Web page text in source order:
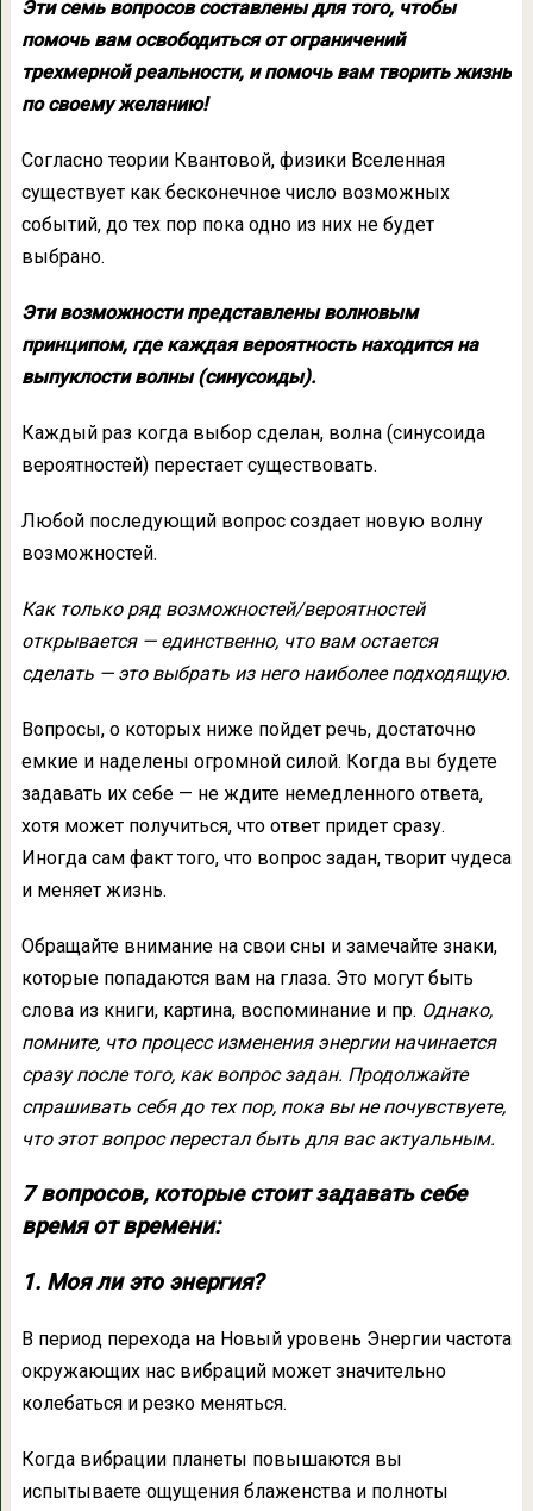
Эти семь вопросов составлены для того, чтобы
помочь вам освободиться от ограничений
трехмерной реальности, и помочь вам творить жизнь
по своему желанию!
Согласно теории Квантовой, физики Вселенная
существует как бесконечное число возможных
событий, до тех пор пока одно из них не будет
выбрано.
Эти возможности представлены волновым
принципом, где каждая вероятность находится на
выпуклости волны (синусоиды).
Каждый раз когда выбор сделан, волна (синусоида
вероятностей) перестает существовать.
Любой последующий вопрос создает новую волну
возможностей.
Как только ряд возможностей/вероятностей
открывается — единственно, что вам остается
сделать — это выбрать из него наиболее подходящую.
Вопросы, о которых ниже пойдет речь, достаточно
емкие и наделены огромной силой. Когда вы будете
задавать их себе — не ждите немедленного ответа,
хотя может получиться, что ответ придет сразу.
Иногда сам факт того, что вопрос задан, творит чудеса
и меняет жизнь.
Обращайте внимание на свои сны и замечайте знаки,
которые попадаются вам на глаза. Это могут быть
слова из книги, картина, воспоминание и пр. Однако,
помните, что процесс изменения энергии начинается
сразу после того, как вопрос задан. Продолжайте
спрашивать себя до тех пор, пока вы не почувствуете,
что этот вопрос перестал быть для вас актуальным.
7 вопросов, которые стоит задавать себе
время от времени:
1. Моя ли это энергия?
В период перехода на Новый уровень Энергии частота
окружающих нас вибраций может значительно
колебаться и резко меняться.
Когда вибрации планеты повышаются вы
испытываете ощущения блаженства и полноты